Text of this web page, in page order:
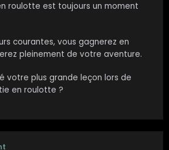
roulotte est toujours un moment
courantes, vous gagnerez en
pleinement de votre aventure.
votre plus grande leçon lors de
en roulotte ?